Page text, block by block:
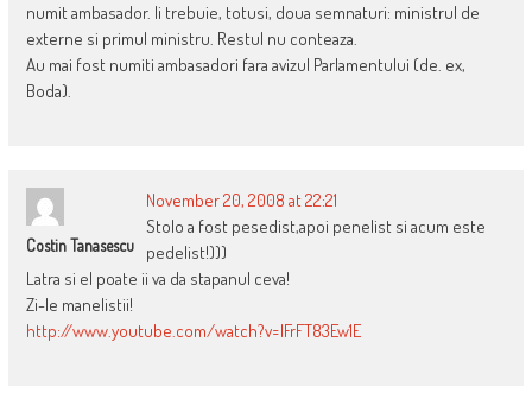
numit ambasador. Ii trebuie, totusi, doua semnaturi: ministrul de
externe si primul ministru. Restul nu conteaza.
Au mai fost numiti ambasadori fara avizul Parlamentului (de. ex,
Boda).
Costin Tanasescu
November 20, 2008 at 22:21
Stolo a fost pesedist,apoi penelist si acum este
pedelist!)))
Latra si el poate ii va da stapanul ceva!
Zi-le manelistii!
http://www.youtube.com/watch?v=IFrFT83Ew1E